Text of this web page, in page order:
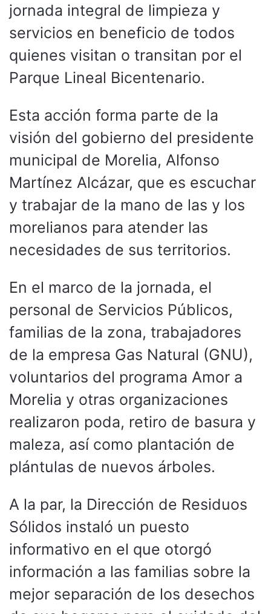
jornada integral de limpieza y
servicios en beneficio de todos
quienes visitan o transitan por el
Parque Lineal Bicentenario.
Esta acción forma parte de la
visión del gobierno del presidente
municipal de Morelia, Alfonso
Martínez Alcázar, que es escuchar
y trabajar de la mano de las y los
morelianos para atender las
necesidades de sus territorios.
En el marco de la jornada, el
personal de Servicios Públicos,
familias de la zona, trabajadores
de la empresa Gas Natural (GNU),
voluntarios del programa Amor a
Morelia y otras organizaciones
realizaron poda, retiro de basura y
maleza, así como plantación de
plántulas de nuevos árboles.
A la par, la Dirección de Residuos
Sólidos instaló un puesto
informativo en el que otorgó
información a las familias sobre la
mejor separación de los desechos